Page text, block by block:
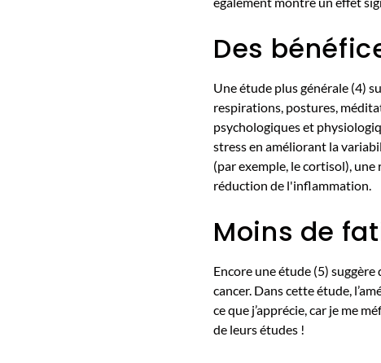
Des
Une étude plus générale (4)
respirations, postures,
psychologiques et
stress en améliorant la
(par exemple, le cortisol),
réduction de l'inflammation.
Moins de
Encore une étude (5)
cancer. Dans cette étude,
ce que j’apprécie, car je me
de leurs études !